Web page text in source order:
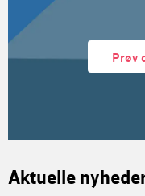
Prøv
Aktuelle